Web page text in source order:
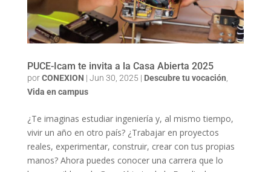
PUCE-Icam te invita a la Casa Abierta 2025
porCONEXION | Jun 30, 2025 | Descubre tu vocación
Vida en campus
¿Te imaginas estudiar ingeniería y, al mismo tiempo,
vivir un año en otro país? ¿Trabajar en proyectos
reales, experimentar, construir, crear con tus propias
manos? Ahora puedes conocer una carrera que lo